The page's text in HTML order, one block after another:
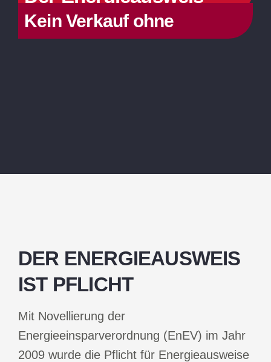
Kein Verkauf ohne
DER ENERGIEAUSWEIS
IST PFLICHT
Mit Novellierung der
Energieeinsparverordnung (EnEV) im Jahr
2009 wurde die Pflicht für Energieausweise